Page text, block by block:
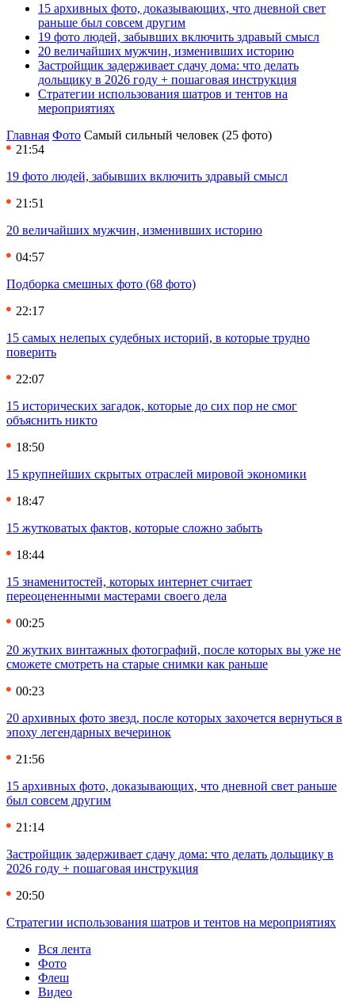
15 архивных фото, доказывающих, что дневной свет
раньше был совсем другим
19 фото людей, забывших включить здравый смысл
20 величайших мужчин, изменивших историю
Застройщик задерживает сдачу дома: что делать
дольщику в 2026 году + пошаговая инструкция
Стратегии использования шатров и тентов на
мероприятиях
Главная Фото Самый сильный человек (25 фото)
21:54
19 фото людей, забывших включить здравый смысл
21:51
20 величайших мужчин, изменивших историю
04:57
Подборка смешных фото (68 фото)
22:17
15 самых нелепых судебных историй, в которые трудно
поверить
22:07
15 исторических загадок, которые до сих пор не смог
объяснить никто
18:50
15 крупнейших скрытых отраслей мировой экономики
18:47
15 жутковатых фактов, которые сложно забыть
18:44
15 знаменитостей, которых интернет считает
переоцененными мастерами своего дела
00:25
20 жутких винтажных фотографий, после которых вы уже не
сможете смотреть на старые снимки как раньше
00:23
20 архивных фото звезд, после которых захочется вернуться в
эпоху легендарных вечеринок
21:56
15 архивных фото, доказывающих, что дневной свет раньше
был совсем другим
21:14
Застройщик задерживает сдачу дома: что делать дольщику в
2026 году + пошаговая инструкция
20:50
Стратегии использования шатров и тентов на мероприятиях
Вся лента
Фото
Флеш
Видео